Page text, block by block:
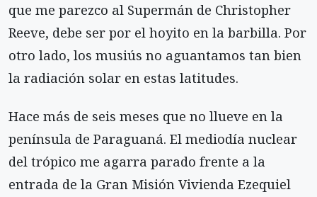
que me parezco al Supermán de Christopher
Reeve, debe ser por el hoyito en la barbilla. Por
otro lado, los musiús no aguantamos tan bien
la radiación solar en estas latitudes.
Hace más de seis meses que no llueve en la
península de Paraguaná. El mediodía nuclear
del trópico me agarra parado frente a la
entrada de la Gran Misión Vivienda Ezequiel